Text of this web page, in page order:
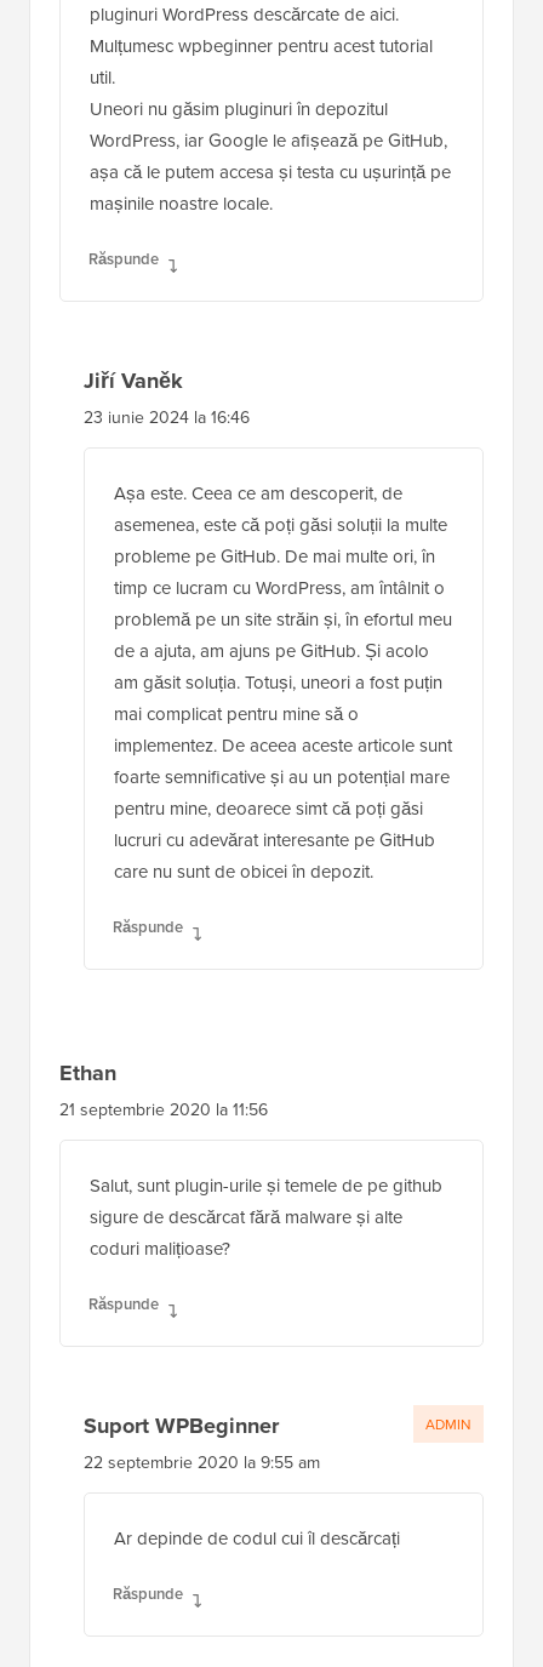
pluginuri WordPress descărcate de aici.
Mulțumesc wpbeginner pentru acest tutorial
util.
Uneori nu găsim pluginuri în depozitul
WordPress, iar Google le afișează pe GitHub,
așa că le putem accesa și testa cu ușurință pe
mașinile noastre locale.
Răspunde
Jiří Vaněk
23 iunie 2024 la 16:46
Așa este. Ceea ce am descoperit, de
asemenea, este că poți găsi soluții la multe
probleme pe GitHub. De mai multe ori, în
timp ce lucram cu WordPress, am întâlnit o
problemă pe un site străin și, în efortul meu
de a ajuta, am ajuns pe GitHub. Și acolo
am găsit soluția. Totuși, uneori a fost puțin
mai complicat pentru mine să o
implementez. De aceea aceste articole sunt
foarte semnificative și au un potențial mare
pentru mine, deoarece simt că poți găsi
lucruri cu adevărat interesante pe GitHub
care nu sunt de obicei în depozit.
Răspunde
Ethan
21 septembrie 2020 la 11:56
Salut, sunt plugin-urile și temele de pe github
sigure de descărcat fără malware și alte
coduri malițioase?
Răspunde
Suport WPBeginner
22 septembrie 2020 la 9:55 am
Ar depinde de codul cui îl descărcați
Răspunde
ADMIN